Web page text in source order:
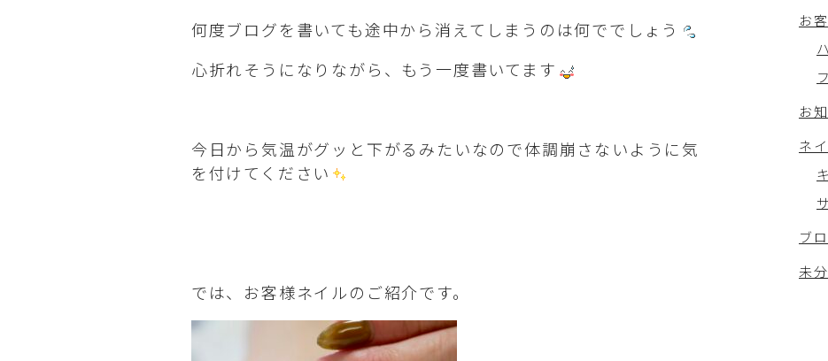
何度ブログを書いても途中から消えてしまうのは何ででしょう
心折れそうになりながら、もう一度書いてます
今日から気温がグッと下がるみたいなので体調崩さないように気
を付けてください
では、お客様ネイルのご紹介です。
お
お
ネ
ブ
未